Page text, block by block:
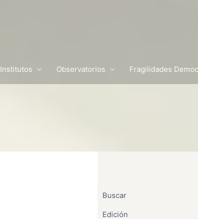
Institutos Observatorios Fragilidades
Buscar
Edición